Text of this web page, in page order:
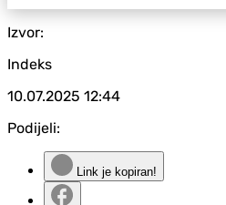
Izvor:
Indeks
10.07.2025 12:44
Podijeli:
Link je kopiran!